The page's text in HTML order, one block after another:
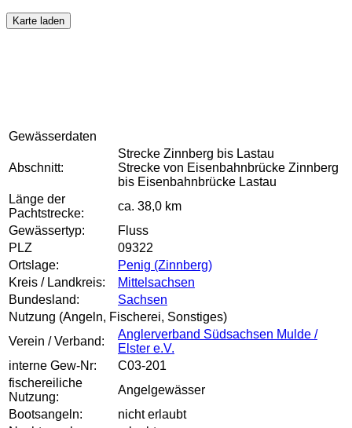
Karte laden
Gewässerdaten
Abschnitt:
Strecke Zinnberg bis Lastau
Strecke von Eisenbahnbrücke Zinnberg
bis Eisenbahnbrücke Lastau
Länge der
Pachtstrecke:
ca. 38,0 km
Gewässertyp:
Fluss
PLZ
09322
Ortslage:
Penig (Zinnberg)
Kreis / Landkreis:
Mittelsachsen
Bundesland:
Sachsen
Nutzung (Angeln, Fischerei, Sonstiges)
Verein / Verband:
Anglerverband Südsachsen Mulde /
Elster e.V.
interne Gew-Nr:
C03-201
fischereiliche
Nutzung:
Angelgewässer
Bootsangeln:
nicht erlaubt